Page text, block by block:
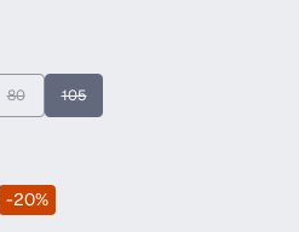
80(Diese Option ist zurzeit nicht verfügbar.)
105(Diese Option ist zurzeit nicht
-20%